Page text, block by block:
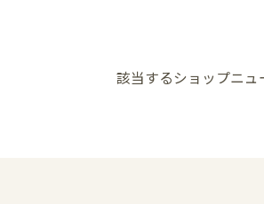
該当するショップニュ